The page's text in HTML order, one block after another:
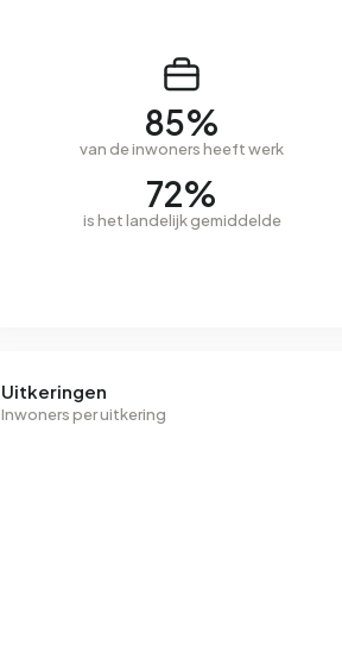
85%
van de inwoners heeft werk
72%
is het landelijk gemiddelde
Uitkeringen
Inwoners per uitkering